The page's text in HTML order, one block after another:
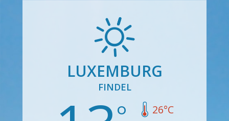
LUXEMBURG
FINDEL
26°C